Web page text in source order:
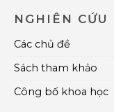
NGHIÊN CỨU
Các chủ đề
Sách tham khảo
Công bố khoa học